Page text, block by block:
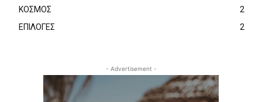
ΚΟΣΜΟΣ
2
ΕΠΙΛΟΓΕΣ
2
- Advertisement -